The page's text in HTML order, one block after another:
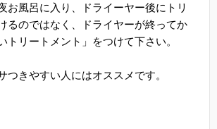
お風呂に入り、ドライーヤー後にトリ
るのではなく、ドライヤーが終ってか
トリートメント」をつけて下さい。
つきやすい人にはオススメです。